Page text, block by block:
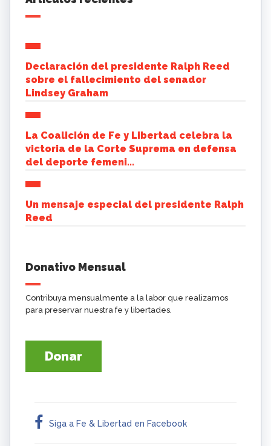
Declaración del presidente Ralph Reed
sobre el fallecimiento del senador
Lindsey Graham
La Coalición de Fe y Libertad celebra la
victoria de la Corte Suprema en defensa
del deporte femeni...
Un mensaje especial del presidente Ralph
Reed
Donativo Mensual
Contribuya mensualmente a la labor que realizamos
para preservar nuestra fe y libertades.
Donar
Siga a Fe & Libertad en Facebook